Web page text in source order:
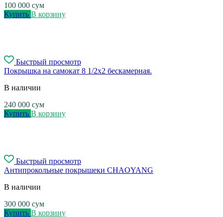
100 000 сум
Купить В корзину
Быстрый просмотр
Покрышка на самокат 8 1/2x2 бескамерная.
В наличии
240 000 сум
Купить В корзину
Быстрый просмотр
Антипрокольные покрышеки CHAOYANG
В наличии
300 000 сум
Купить В корзину